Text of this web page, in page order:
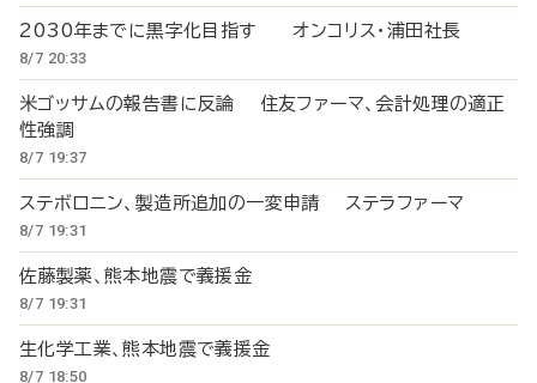
2030年までに黒字化目指す オンコリス・浦田社長
8/7 20:33
米ゴッサムの報告書に反論 住友ファーマ、会計処理の適正
性強調
8/7 19:37
ステボロニン、製造所追加の一変申請 ステラファーマ
8/7 19:31
佐藤製薬、熊本地震で義援金
8/7 19:31
生化学工業、熊本地震で義援金
8/7 18:50